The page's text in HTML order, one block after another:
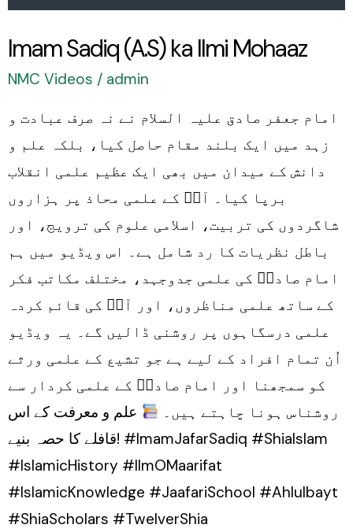
Imam Sadiq (A.S) ka Ilmi Mohaaz
NMC Videos / admin
امام جعفر صادق علیہ السلام نے نہ صرف عبادت و
زہد میں ایک بلند مقام حاصل کیا، بلکہ علم و
دانش کے میدان میں بھی ایک عظیم علمی انقلاب
برپا کیا۔ آپؑ کے علمی محاذ پر ہزاروں
شاگردوں کی تربیت، اسلامی علوم کی ترویج، اور
باطل نظریات کا رد شامل ہے۔ اس ویڈیو میں ہم
امام صادقؑ کی علمی جدوجہد، مختلف مکاتب فکر
کے ساتھ علمی مناظروں، اور آپؑ کی قائم کردہ
علمی درسگاہوں پر روشنی ڈالیں گے۔ یہ ویڈیو
اُن تمام افراد کے لیے ہے جو تشیع کے علمی ورثے
کو سمجھنا اور امام صادقؑ کے علمی کردار سے
روشناس ہونا چاہتے ہیں۔
علم و معرفت کے اس
قافلے کا حصہ بنیے! #ImamJafarSadiq #ShiaIslam
#IslamicHistory #IlmOMaarifat
#IslamicKnowledge #JaafariSchool #Ahlulbayt
#ShiaScholars #TwelverShia